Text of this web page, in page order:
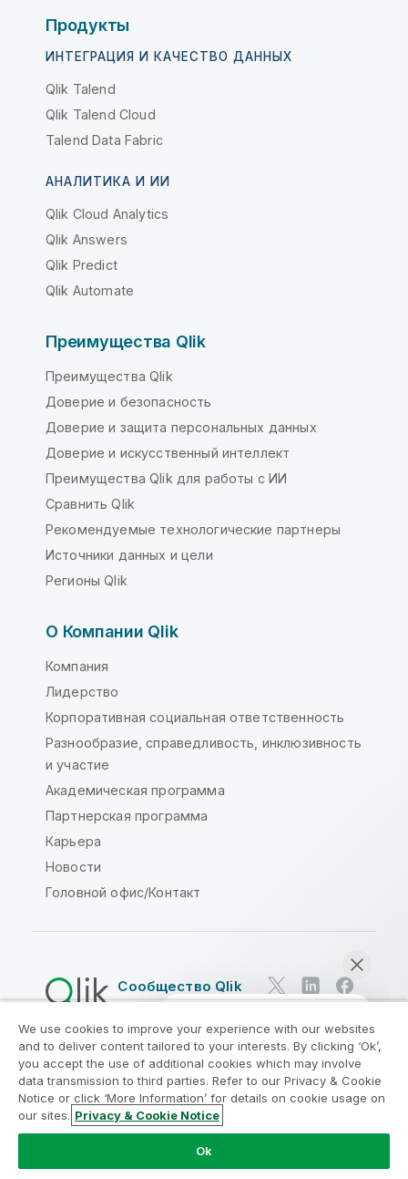
Продукты
ИНТЕГРАЦИЯ И КАЧЕСТВО ДАННЫХ
Qlik Talend
Qlik Talend Cloud
Talend Data Fabric
АНАЛИТИКА И ИИ
Qlik Cloud Analytics
Qlik Answers
Qlik Predict
Qlik Automate
Преимущества Qlik
Преимущества Qlik
Доверие и безопасность
Доверие и защита персональных данных
Доверие и искусственный интеллект
Преимущества Qlik для работы с ИИ
Сравнить Qlik
Рекомендуемые технологические партнеры
Источники данных и цели
Регионы Qlik
О Компании Qlik
Компания
Лидерство
Корпоративная социальная ответственность
Разнообразие, справедливость, инклюзивность
и участие
Академическая программа
Партнерская программа
Карьера
Новости
Головной офис/Контакт
Сообщество Qlik
Юридические соглашения
Условия использования продуктов
Legal Policies
Юридические положения
Условия использования
Товарные знаки
Do Not Share My Info
© QlikTech International AB, 1993-2026. Все права
We use cookies to improve your experience with our websites
and to deliver content tailored to your interests. By clicking ‘Ok’,
you accept the use of additional cookies which may involve
data transmission to third parties. Refer to our Privacy & Cookie
Notice or click ‘More Information’ for details on cookie usage on
our sites. Privacy & Cookie Notice
Ok